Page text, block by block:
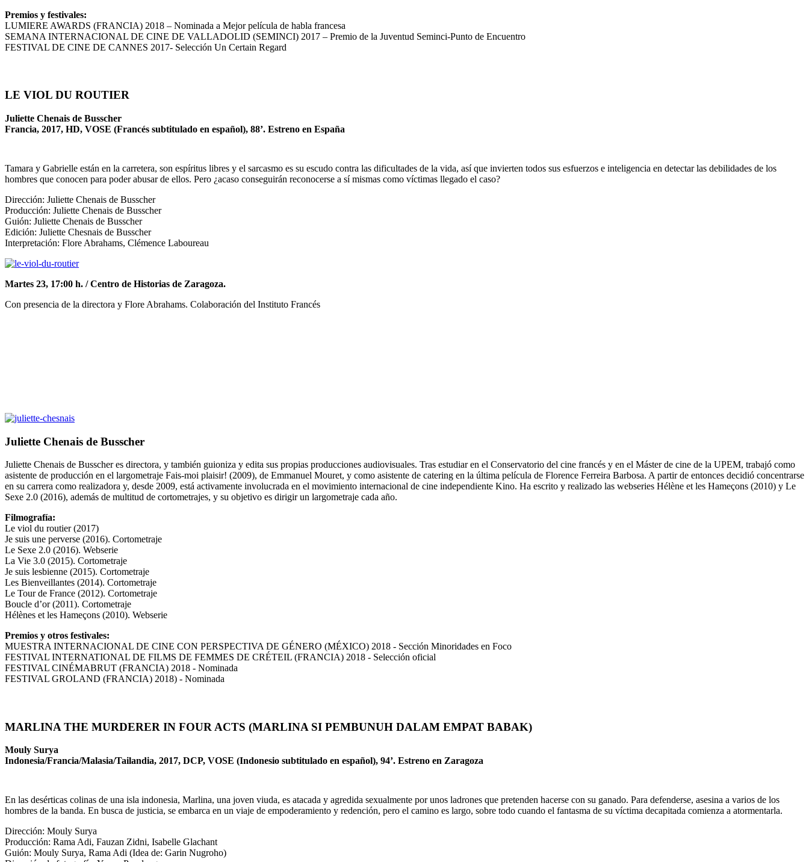
Premios y festivales:
LUMIERE AWARDS (FRANCIA) 2018 – Nominada a Mejor película de habla francesa
SEMANA INTERNACIONAL DE CINE DE VALLADOLID (SEMINCI) 2017 – Premio de la Juventud Seminci-Punto de Encuentro
FESTIVAL DE CINE DE CANNES 2017- Selección Un Certain Regard
LE VIOL DU ROUTIER
Juliette Chenais de Busscher
Francia, 2017, HD, VOSE (Francés subtitulado en español), 88’. Estreno en España
Tamara y Gabrielle están en la carretera, son espíritus libres y el sarcasmo es su escudo contra las dificultades de la vida, así que invierten todos sus esfuerzos e inteligencia en detectar las debilidades de los
hombres que conocen para poder abusar de ellos. Pero ¿acaso conseguirán reconocerse a sí mismas como víctimas llegado el caso?
Dirección: Juliette Chenais de Busscher
Producción: Juliette Chenais de Busscher
Guión: Juliette Chenais de Busscher
Edición: Juliette Chesnais de Busscher
Interpretación: Flore Abrahams, Clémence Laboureau
Martes 23, 17:00 h. / Centro de Historias de Zaragoza.
Con presencia de la directora y Flore Abrahams. Colaboración del Instituto Francés
Juliette Chenais de Busscher
Juliette Chenais de Busscher es directora, y también guioniza y edita sus propias producciones audiovisuales. Tras estudiar en el Conservatorio del cine francés y en el Máster de cine de la UPEM, trabajó como
asistente de producción en el largometraje Fais-moi plaisir! (2009), de Emmanuel Mouret, y como asistente de catering en la última película de Florence Ferreira Barbosa. A partir de entonces decidió concentrarse
en su carrera como realizadora y, desde 2009, está activamente involucrada en el movimiento internacional de cine independiente Kino. Ha escrito y realizado las webseries Hélène et les Hameçons (2010) y Le
Sexe 2.0 (2016), además de multitud de cortometrajes, y su objetivo es dirigir un largometraje cada año.
Filmografía:
Le viol du routier (2017)
Je suis une perverse (2016). Cortometraje
Le Sexe 2.0 (2016). Webserie
La Vie 3.0 (2015). Cortometraje
Je suis lesbienne (2015). Cortometraje
Les Bienveillantes (2014). Cortometraje
Le Tour de France (2012). Cortometraje
Boucle d’or (2011). Cortometraje
Hélènes et les Hameçons (2010). Webserie
Premios y otros festivales:
MUESTRA INTERNACIONAL DE CINE CON PERSPECTIVA DE GÉNERO (MÉXICO) 2018 - Sección Minoridades en Foco
FESTIVAL INTERNATIONAL DE FILMS DE FEMMES DE CRÉTEIL (FRANCIA) 2018 - Selección oficial
FESTIVAL CINÉMABRUT (FRANCIA) 2018 - Nominada
FESTIVAL GROLAND (FRANCIA) 2018) - Nominada
MARLINA THE MURDERER IN FOUR ACTS (MARLINA SI PEMBUNUH DALAM EMPAT BABAK)
Mouly Surya
Indonesia/Francia/Malasia/Tailandia, 2017, DCP, VOSE (Indonesio subtitulado en español), 94’. Estreno en Zaragoza
En las desérticas colinas de una isla indonesia, Marlina, una joven viuda, es atacada y agredida sexualmente por unos ladrones que pretenden hacerse con su ganado. Para defenderse, asesina a varios de los
hombres de la banda. En busca de justicia, se embarca en un viaje de empoderamiento y redención, pero el camino es largo, sobre todo cuando el fantasma de su víctima decapitada comienza a atormentarla.
Dirección: Mouly Surya
Producción: Rama Adi, Fauzan Zidni, Isabelle Glachant
Guión: Mouly Surya, Rama Adi (Idea de: Garin Nugroho)